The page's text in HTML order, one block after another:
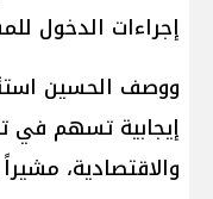
إجراءات الدخول
ووصف الحسين
إيجابية تسهم في
والاقتصادية،